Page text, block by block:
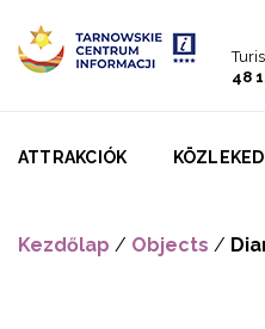
48
ATTRAKCIÓK
Kezdőlap / Objects /